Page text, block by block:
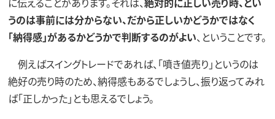
うのは事前には分からない、だから正しいかどうかではなく
「納得感」があるかどうかで判断するのがよい、ということです。
例えばスイングトレードであれば、「噴き値売り」というのは
絶好の売り時のため、納得感もあるでしょうし、振り返ってみれ
ば「正しかった」とも思えるでしょう。